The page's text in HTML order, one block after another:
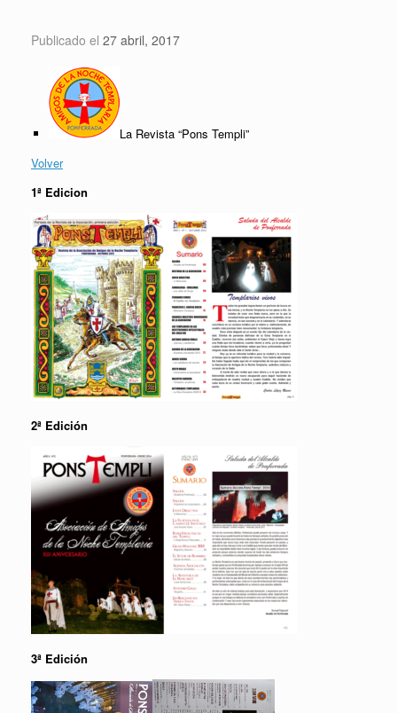
contenidoPublicado el 27 abril, 2017
La Revista “Pons Templi”
Volver
1ª Edicion
2ª Edición
3ª Edición